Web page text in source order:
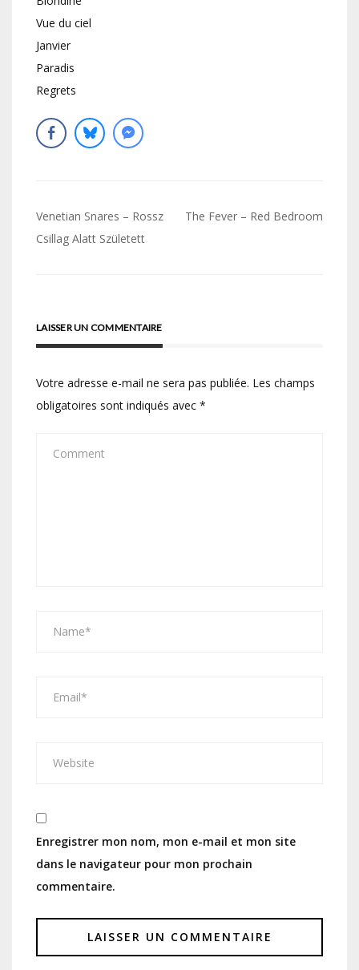
Vue du ciel
Janvier
Paradis
Regrets
Navigation
de
Venetian Snares – Rossz
Csillag Alatt Született
The Fever – Red Bedroom
LAISSER UN COMMENTAIRE
Votre adresse e-mail ne sera pas publiée. Les champs
obligatoires sont indiqués avec *
Enregistrer mon nom, mon e-mail et mon site
dans le navigateur pour mon prochain
commentaire.